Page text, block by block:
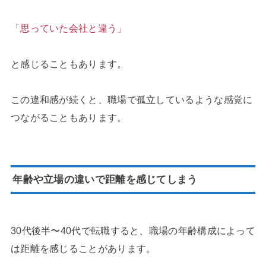
「思っていた会社と違う」
と感じることもあります。
この違和感が続くと、職場で孤立しているような感覚に
つながることもあります。
年齢や立場の違いで距離を感じてしまう
30代後半〜40代で転職すると、職場の年齢構成によって
は距離を感じることがあります。